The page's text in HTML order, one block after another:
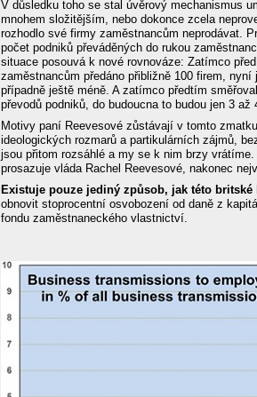
V důsledku toho se stal úvěrový mechanismus
mnohem složitějším, nebo dokonce zcela
rozhodlo své firmy zaměstnancům neprodávat.
počet podniků převáděných do rukou
situace posouvá k nové rovnováze: Zatímco
zaměstnancům předáno přibližně 100 firem,
případně ještě méně. A zatímco předtím
převodů podniků, do budoucna to budou jen 3 až
Motivy paní Reevesové zůstávají v tomto
ideologických rozmarů a partikulárních zájmů,
jsou přitom rozsáhlé a my se k nim brzy
prosazuje vláda Rachel Reevesové, nakonec
Existuje pouze jediný způsob, jak této britské
obnovit stoprocentní osvobození od daně z
fondu zaměstnaneckého vlastnictví.